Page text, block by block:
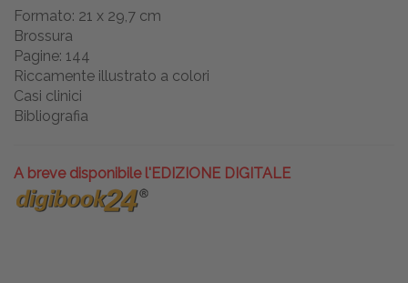
Formato: 21 x 29,7 cm
Brossura
Pagine: 144
Riccamente illustrato a colori
Casi clinici
Bibliografia
A breve disponibile l'EDIZIONE DIGITALE